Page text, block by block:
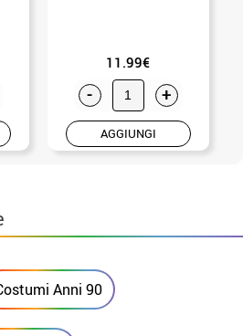
11.99€
- +
AGGIUNGI
Anni 90